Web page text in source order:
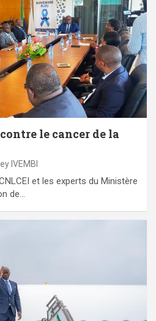
contre le cancer de la
IVEMBI
et les experts du Ministère
de…